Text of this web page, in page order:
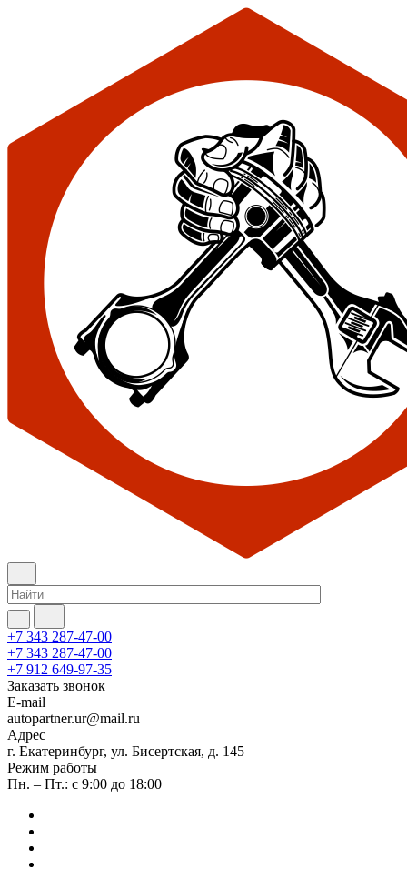
+7 343 287-47-00
+7 343 287-47-00
+7 912 649-97-35
Заказать звонок
E-mail
autopartner.ur@mail.ru
Адрес
г. Екатеринбург, ул. Бисертская, д. 145
Режим работы
Пн. – Пт.: с 9:00 до 18:00